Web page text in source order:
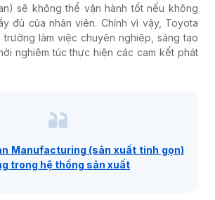
sẽ không thể vận hành tốt nếu không
đủ của nhân viên. Chính vì vậy, Toyota
trường làm việc chuyên nghiệp, sáng tạo
nghiêm túc thực hiện các cam kết phát
Manufacturing (sản xuất tinh gọn)
trong hệ thống sản xuất